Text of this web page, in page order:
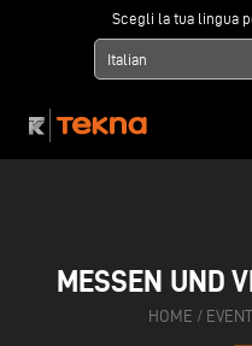
Scegli la tua lingua
Italian
MESSEN UND
HOME /